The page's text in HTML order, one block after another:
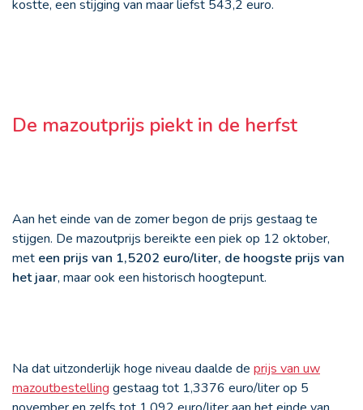
kostte, een stijging van maar liefst 543,2 euro.
De mazoutprijs piekt in de herfst
Aan het einde van de zomer begon de prijs gestaag te
stijgen. De mazoutprijs bereikte een piek op 12 oktober,
met een prijs van 1,5202 euro/liter, de hoogste prijs van
het jaar, maar ook een historisch hoogtepunt.
Na dat uitzonderlijk hoge niveau daalde de prijs van uw
mazoutbestelling gestaag tot 1,3376 euro/liter op 5